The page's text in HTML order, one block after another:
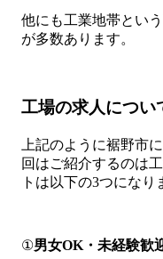
他にも工業地帯とい
が多数あります。
工場の求人につい
上記のように裾野市
回はご紹介するのは
トは以下の3つになり
①男女OK・未経験歓